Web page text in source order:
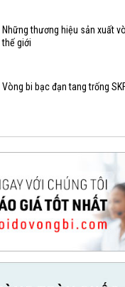
Những thương hiệu sản xuất
thế giới
Vòng bi bạc đạn tang trống